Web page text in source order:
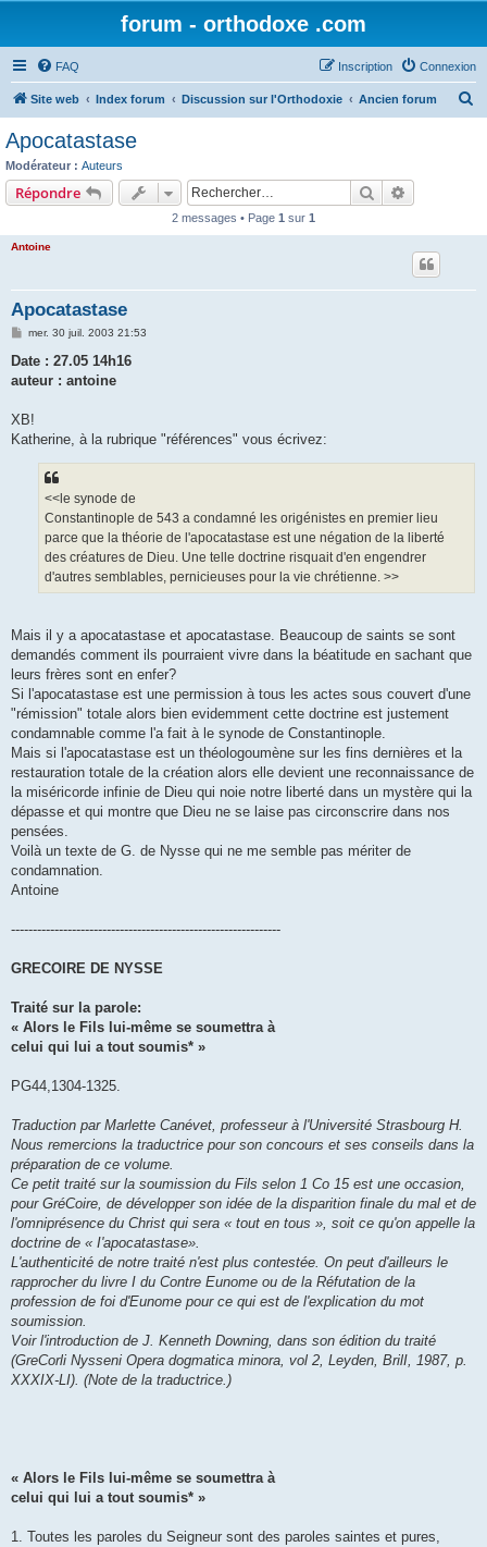
forum - orthodoxe .com
FAQ Connexion
Inscription
Site web Index forum Discussion sur l'Orthodoxie Ancien forum
Apocatastase
Modérateur : Auteurs
Répondre Rechercher
2 messages • Page 1 sur 1
Antoine
Apocatastase
M
s
a
mer. 30 juil. 2003 21:53
Date : 27.05 14h16
auteur : antoine
XB!
Katherine, à la rubrique "références" vous écrivez:
<<le synode de
Constantinople de 543 a condamné les origénistes en premier lieu
parce que la théorie de l'apocatastase est une négation de la liberté
des créatures de Dieu. Une telle doctrine risquait d'en engendrer
d'autres semblables, pernicieuses pour la vie chrétienne. >>
Mais il y a apocatastase et apocatastase. Beaucoup de saints se sont
demandés comment ils pourraient vivre dans la béatitude en sachant que
leurs frères sont en enfer?
Si l'apocatastase est une permission à tous les actes sous couvert d'une
"rémission" totale alors bien evidemment cette doctrine est justement
condamnable comme l'a fait à le synode de Constantinople.
Mais si l'apocatastase est un théologoumène sur les fins dernières et la
restauration totale de la création alors elle devient une reconnaissance de
la miséricorde infinie de Dieu qui noie notre liberté dans un mystère qui la
dépasse et qui montre que Dieu ne se laise pas circonscrire dans nos
pensées.
Voilà un texte de G. de Nysse qui ne me semble pas mériter de
condamnation.
Antoine
--------------------------------------------------------------
GRECOIRE DE NYSSE
Traité sur la parole:
« Alors le Fils lui-même se soumettra à
celui qui lui a tout soumis* »
PG44,1304-1325.
Traduction par Marlette Canévet, professeur à l'Université Strasbourg H.
Nous remercions la traductrice pour son concours et ses conseils dans la
préparation de ce volume.
Ce petit traité sur la soumission du Fils selon 1 Co 15 est une occasion,
pour GréCoire, de développer son idée de la disparition finale du mal et de
l'omniprésence du Christ qui sera « tout en tous », soit ce qu'on appelle la
doctrine de « I'apocatastase».
L'authenticité de notre traité n'est plus contestée. On peut d'ailleurs le
rapprocher du livre I du Contre Eunome ou de la Réfutation de la
profession de foi d'Eunome pour ce qui est de l'explication du mot
soumission.
Voir l'introduction de J. Kenneth Downing, dans son édition du traité
(GreCorli Nysseni Opera dogmatica minora, vol 2, Leyden, BrilI, 1987, p.
XXXIX-LI). (Note de la traductrice.)
« Alors le Fils lui-même se soumettra à
celui qui lui a tout soumis* »
1. Toutes les paroles du Seigneur sont des paroles saintes et pures,